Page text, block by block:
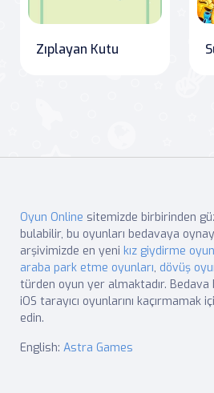
Zıplayan Kutu
Oyun Online sitemizde birbirinden
bulabilir, bu oyunları bedavaya
arşivimizde en yeni kız giydirme
araba park etme oyunları, dövüş
türden oyun yer almaktadır. Bedava
iOS tarayıcı oyunlarını kaçırmamak
edin.
English: Astra Games